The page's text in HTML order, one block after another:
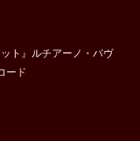
ト』ルチアーノ・パヴ
ード